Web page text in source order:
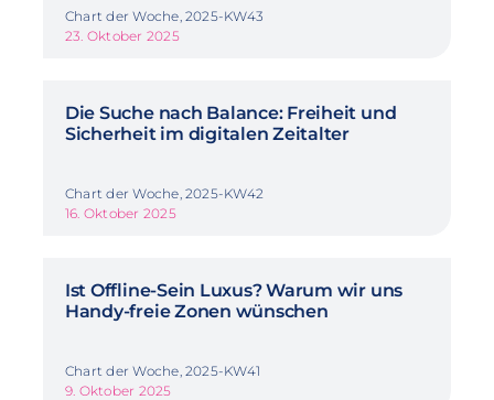
Chart der Woche, 2025-KW43
23. Oktober 2025
Die Suche nach Balance: Freiheit und
Sicherheit im digitalen Zeitalter
Chart der Woche, 2025-KW42
16. Oktober 2025
Ist Offline-Sein Luxus? Warum wir uns
Handy-freie Zonen wünschen
Chart der Woche, 2025-KW41
9. Oktober 2025